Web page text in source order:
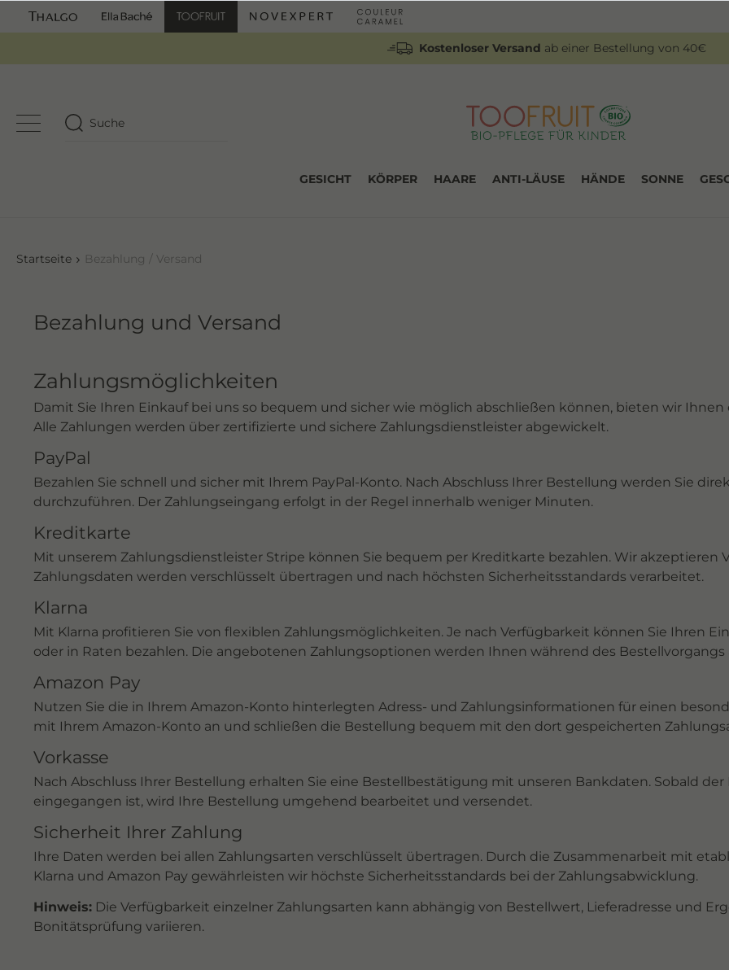
Kostenloser Versand ab einer Bestellung von 40€
GESICHT KÖRPER HAARE ANTI-LÄUSE HÄNDE SONNE
Startseite Bezahlung / Versand
Bezahlung und Versand
Zahlungsmöglichkeiten
Damit Sie Ihren Einkauf bei uns so bequem und sicher wie möglich abschließen können, bieten wir
Alle Zahlungen werden über zertifizierte und sichere Zahlungsdienstleister abgewickelt.
PayPal
Bezahlen Sie schnell und sicher mit Ihrem PayPal-Konto. Nach Abschluss Ihrer Bestellung werden Sie
durchzuführen. Der Zahlungseingang erfolgt in der Regel innerhalb weniger Minuten.
Kreditkarte
Mit unserem Zahlungsdienstleister Stripe können Sie bequem per Kreditkarte bezahlen. Wir akzeptieren
Zahlungsdaten werden verschlüsselt übertragen und nach höchsten Sicherheitsstandards verarbeitet.
Klarna
Mit Klarna profitieren Sie von flexiblen Zahlungsmöglichkeiten. Je nach Verfügbarkeit können Sie Ihren
oder in Raten bezahlen. Die angebotenen Zahlungsoptionen werden Ihnen während des Bestellvorgangs
Amazon Pay
Nutzen Sie die in Ihrem Amazon-Konto hinterlegten Adress- und Zahlungsinformationen für einen
mit Ihrem Amazon-Konto an und schließen die Bestellung bequem mit den dort gespeicherten
Vorkasse
Nach Abschluss Ihrer Bestellung erhalten Sie eine Bestellbestätigung mit unseren Bankdaten. Sobald
eingegangen ist, wird Ihre Bestellung umgehend bearbeitet und versendet.
Sicherheit Ihrer Zahlung
Ihre Daten werden bei allen Zahlungsarten verschlüsselt übertragen. Durch die Zusammenarbeit mit
Klarna und Amazon Pay gewährleisten wir höchste Sicherheitsstandards bei der Zahlungsabwicklung.
Hinweis: Die Verfügbarkeit einzelner Zahlungsarten kann abhängig von Bestellwert, Lieferadresse und
Bonitätsprüfung variieren.